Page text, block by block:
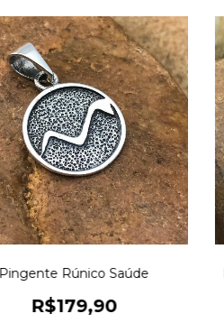
Pingente Rúnico Saúde
R$179,90